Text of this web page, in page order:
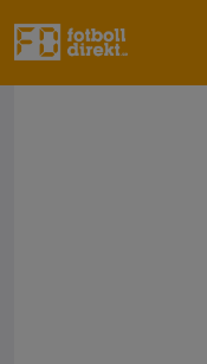
till